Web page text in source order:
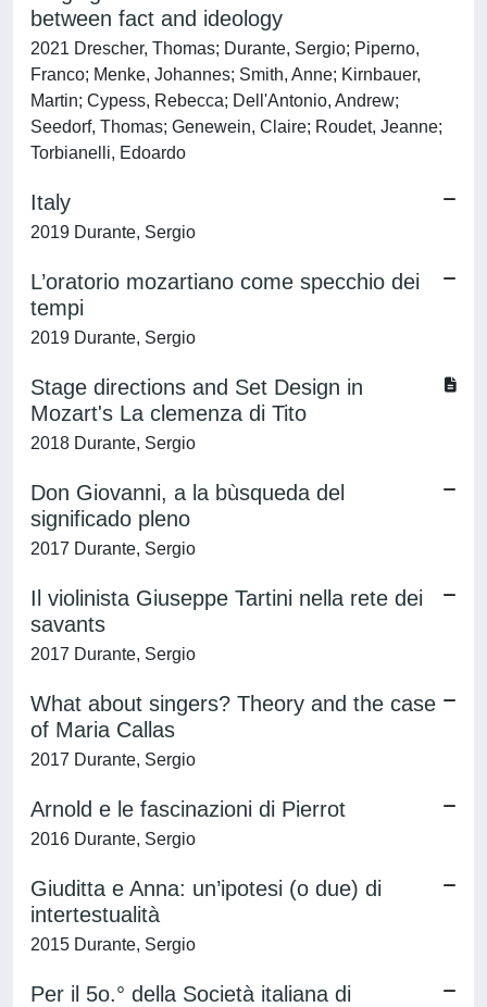
between fact and ideology
2021 Drescher, Thomas; Durante, Sergio; Piperno,
Franco; Menke, Johannes; Smith, Anne; Kirnbauer,
Martin; Cypess, Rebecca; Dell'Antonio, Andrew;
Seedorf, Thomas; Genewein, Claire; Roudet, Jeanne;
Torbianelli, Edoardo
Italy
2019 Durante, Sergio
L’oratorio mozartiano come specchio dei
tempi
2019 Durante, Sergio
Stage directions and Set Design in
Mozart's La clemenza di Tito
2018 Durante, Sergio
Don Giovanni, a la bùsqueda del
significado pleno
2017 Durante, Sergio
Il violinista Giuseppe Tartini nella rete dei
savants
2017 Durante, Sergio
What about singers? Theory and the case
of Maria Callas
2017 Durante, Sergio
Arnold e le fascinazioni di Pierrot
2016 Durante, Sergio
Giuditta e Anna: un’ipotesi (o due) di
intertestualità
2015 Durante, Sergio
Per il 5o.° della Società italiana di